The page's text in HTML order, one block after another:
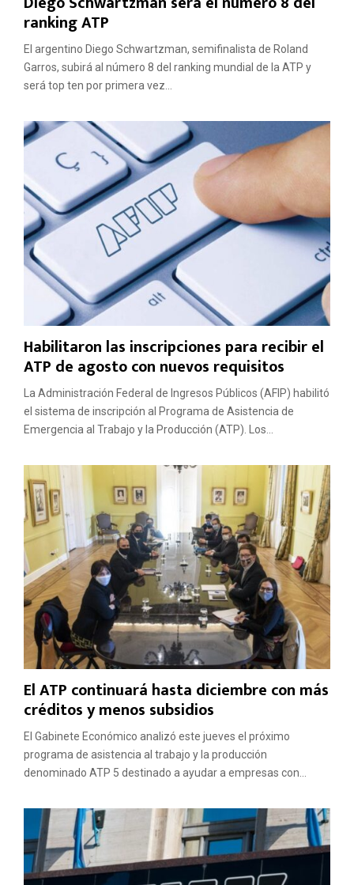
ranking ATP
El argentino Diego Schwartzman, semifinalista de Roland
Garros, subirá al número 8 del ranking mundial de la ATP y
será top ten por primera vez...
Habilitaron las inscripciones para recibir el
ATP de agosto con nuevos requisitos
La Administración Federal de Ingresos Públicos (AFIP) habilitó
el sistema de inscripción al Programa de Asistencia de
Emergencia al Trabajo y la Producción (ATP). Los...
El ATP continuará hasta diciembre con más
créditos y menos subsidios
El Gabinete Económico analizó este jueves el próximo
programa de asistencia al trabajo y la producción
denominado ATP 5 destinado a ayudar a empresas con...